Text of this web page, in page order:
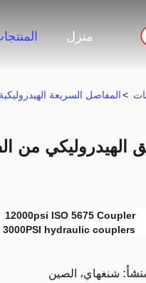
منزل
>المفاصل السريعة الهيدروليكية
12000psi ISO 5675 Coupler
3000PSI hydraulic couplers
شنغهاي، الصين